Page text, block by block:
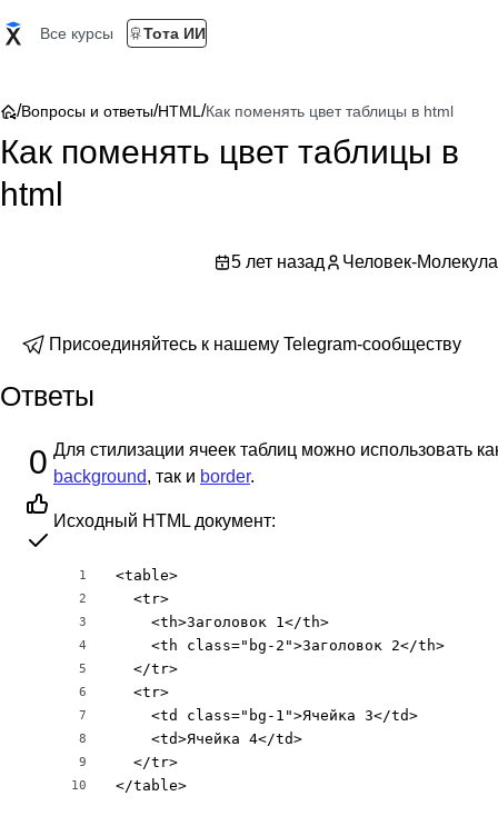
Все курсы Тота ИИ
/Вопросы и ответы/HTML /Как поменять цвет таблицы в html
Как поменять цвет таблицы в
html
5 лет назад Человек-Молекула
Присоединяйтесь к нашему Telegram-сообществу
Ответы
0 Для стилизации ячеек таблиц можно использовать
background, так и border.
Исходный HTML документ:
1
2
3
4
5
6
7
8
9
10
<table>
  <tr>
    <th>Заголовок 1</th>
    <th class="bg-2">Заголовок 2</th>
  </tr>
  <tr>
    <td class="bg-1">Ячейка 3</td>
    <td>Ячейка 4</td>
  </tr>
</table>